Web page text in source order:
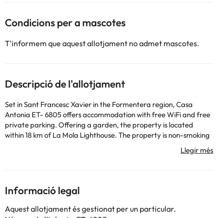
Condicions per a mascotes
T'informem que aquest allotjament no admet mascotes.
Descripció de l'allotjament
Set in Sant Francesc Xavier in the Formentera region, Casa
Antonia ET- 6805 offers accommodation with free WiFi and free
private parking. Offering a garden, the property is located
within 18 km of La Mola Lighthouse. The property is non-smoking
holiday home has 3 bedrooms, 2 bathrooms, bed linen, towels, a
take in the ambience of the surroundings from an outdoor dining
area. Punta Pedrera is 4.9 km from the holiday home, while
Estany des Peix Lagoon is 5.2 km from the property. The nearest
Informació legal
Aquest allotjament és gestionat per un particular.